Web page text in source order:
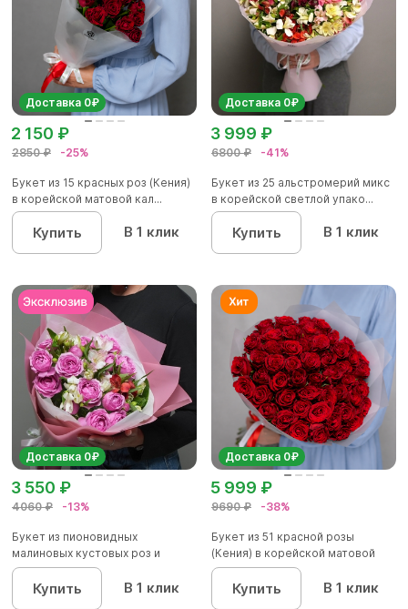
Доставка 0₽
2850 ₽ -25%
2 150 ₽
Букет из 15 красных роз (Кения)
в корейской матовой кал...
Купить В 1 клик
Доставка 0₽
6800 ₽ -41%
3 999 ₽
Букет из 25 альстромерий микс
в корейской светлой упако...
Купить В 1 клик
Доставка 0₽
4060 ₽ -13%
3 550 ₽
Букет из пионовидных
малиновых кустовых роз и
альстроме...
Купить В 1 клик
Доставка 0₽
9690 ₽ -38%
5 999 ₽
Букет из 51 красной розы
(Кения) в корейской матовой
уп...
Купить В 1 клик